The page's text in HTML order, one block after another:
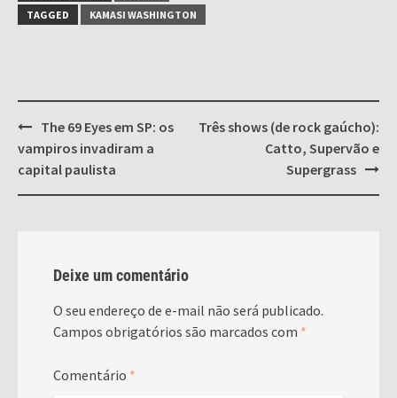
TAGGED
KAMASI WASHINGTON
Post
navigation
The 69 Eyes em SP: os
vampiros invadiram a
capital paulista
Três shows (de rock gaúcho):
Catto, Supervão e
Supergrass
Deixe um comentário
O seu endereço de e-mail não será publicado.
Campos obrigatórios são marcados com *
Comentário *